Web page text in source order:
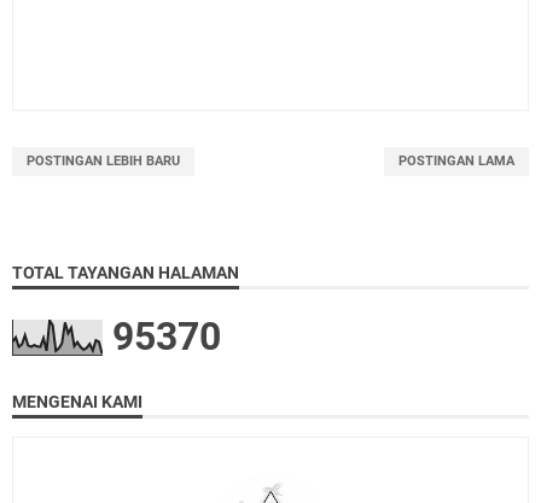
POSTINGAN LEBIH BARU POSTINGAN LAMA
TOTAL TAYANGAN HALAMAN
95370
MENGENAI KAMI